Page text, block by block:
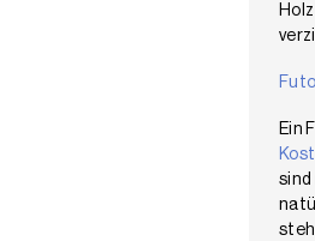
Ein
sind